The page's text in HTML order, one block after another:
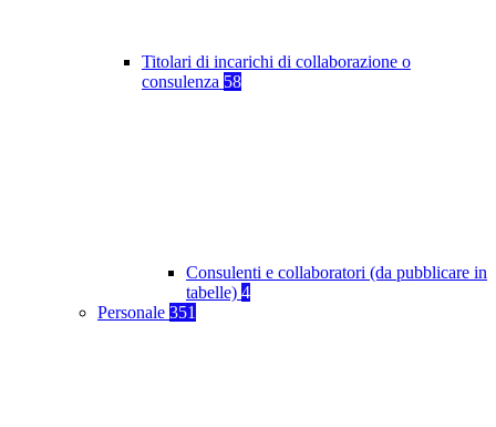
Titolari di incarichi di collaborazione o
consulenza 58
Consulenti e collaboratori (da pubblicare in
tabelle) 4
Personale 351